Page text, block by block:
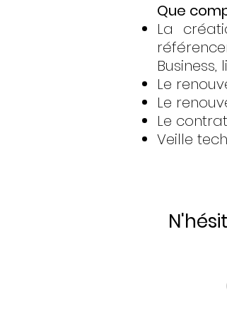
Que
La
Le
Le
Le
Veille